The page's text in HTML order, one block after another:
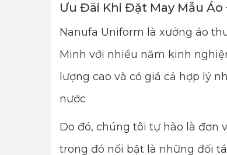
Ưu Đãi Khi Đặt May Mẫu
Nanufa Uniform là xưởng áo
Minh với nhiều năm kinh
lượng cao và có giá cả hợp lý
nước
Do đó, chúng tôi tự hào là đơn
trong đó nổi bật là những đối